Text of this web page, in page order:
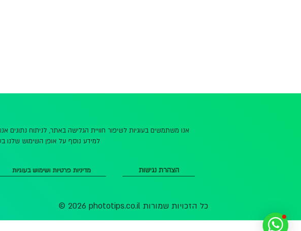
אנו משתמשים בעוגיות לשיפור חוויית הגלישה באתר, לניתוח
למידע נוסף על אופן השימוש שלנו
מדיניות פרטיות ושימוש בעוגיות הצהרת נגישות
© 2026 phototips.co.il כל הזכויות שמורות